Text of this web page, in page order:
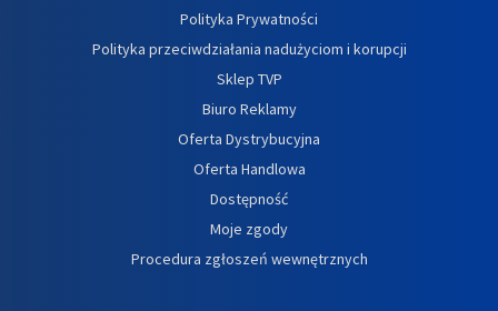
Polityka Prywatności
Polityka przeciwdziałania nadużyciom i korupcji
Sklep TVP
Biuro Reklamy
Oferta Dystrybucyjna
Oferta Handlowa
Dostępność
Moje zgody
Procedura zgłoszeń wewnętrznych